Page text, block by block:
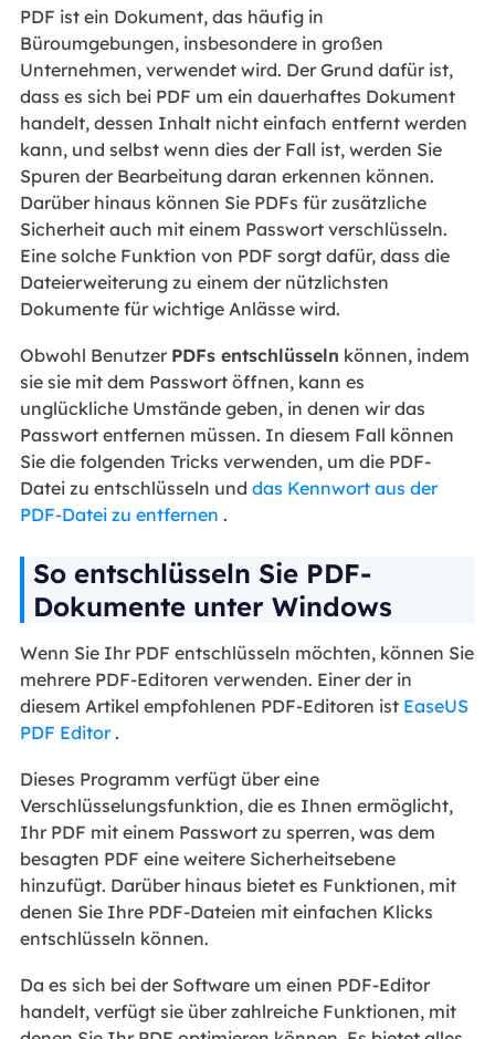
PDF ist ein Dokument, das häufig in
Büroumgebungen, insbesondere in großen
Unternehmen, verwendet wird. Der Grund dafür ist,
dass es sich bei PDF um ein dauerhaftes Dokument
handelt, dessen Inhalt nicht einfach entfernt werden
kann, und selbst wenn dies der Fall ist, werden Sie
Spuren der Bearbeitung daran erkennen können.
Darüber hinaus können Sie PDFs für zusätzliche
Sicherheit auch mit einem Passwort verschlüsseln.
Eine solche Funktion von PDF sorgt dafür, dass die
Dateierweiterung zu einem der nützlichsten
Dokumente für wichtige Anlässe wird.
Obwohl Benutzer PDFs entschlüsseln können, indem
sie sie mit dem Passwort öffnen, kann es
unglückliche Umstände geben, in denen wir das
Passwort entfernen müssen. In diesem Fall können
Sie die folgenden Tricks verwenden, um die PDF-
Datei zu entschlüsseln und das Kennwort aus der
PDF-Datei zu entfernen .
So entschlüsseln Sie PDF-
Dokumente unter Windows
Wenn Sie Ihr PDF entschlüsseln möchten, können Sie
mehrere PDF-Editoren verwenden. Einer der in
diesem Artikel empfohlenen PDF-Editoren ist EaseUS
PDF Editor.
Dieses Programm verfügt über eine
Verschlüsselungsfunktion, die es Ihnen ermöglicht,
Ihr PDF mit einem Passwort zu sperren, was dem
besagten PDF eine weitere Sicherheitsebene
hinzufügt. Darüber hinaus bietet es Funktionen, mit
denen Sie Ihre PDF-Dateien mit einfachen Klicks
entschlüsseln können.
Da es sich bei der Software um einen PDF-Editor
handelt, verfügt sie über zahlreiche Funktionen, mit